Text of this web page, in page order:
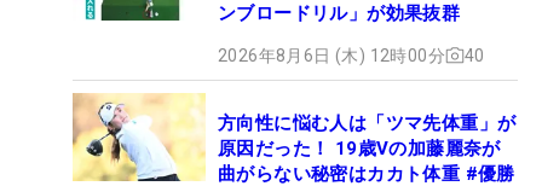
ンブロードリル」が効果抜群
2026年8月6日 (木) 12時00分 40
方向性に悩む人は「ツマ先体重」が
原因だった！ 19歳Vの加藤麗奈が
曲がらない秘密はカカト体重 #優勝